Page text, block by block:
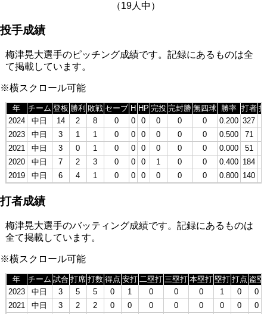
（19人中）
投手成績
梅津晃大選手のピッチング成績です。記録にあるものは全
て掲載しています。
※横スクロール可能
年 チーム 登板 勝利 敗戦 セーブ H HP 完投 完封勝 無四球 勝率 打者
2024
中日 14 2 8 0 0 0 0 0 0 0.200 327
2023
中日 3 1 1 0 0 0 0 0 0 0.500 71
2021
中日 3 0 1 0 0 0 0 0 0 0.000 51
2020
中日 7 2 3 0 0 0 1 0 0 0.400 184
2019
中日 6 4 1 0 0 0 0 0 0 0.800 140
打者成績
梅津晃大選手のバッティング成績です。記録にあるものは
全て掲載しています。
※横スクロール可能
年 チーム 試合 打席 打数 得点 安打 二塁打 三塁打 本塁打 塁打 打点 盗塁
2023
中日 3 5 5 0 1 0 0 0 1 0
0
2021
中日 3 2 2 0 0 0 0 0 0 0
0